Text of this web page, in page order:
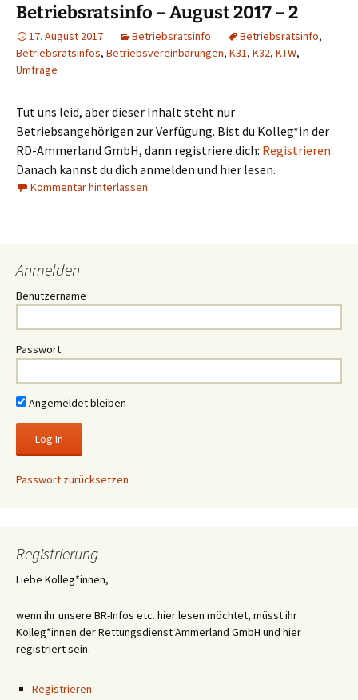
Betriebsratsinfo – August 2017 – 2
17. August 2017 Betriebsratsinfo Betriebsratsinfo,
Betriebsratsinfos, Betriebsvereinbarungen, K31, K32, KTW,
Umfrage
Tut uns leid, aber dieser Inhalt steht nur
Betriebsangehörigen zur Verfügung. Bist du Kolleg*in der
RD-Ammerland GmbH, dann registriere dich: Registrieren.
Danach kannst du dich anmelden und hier lesen.
Kommentar hinterlassen
Anmelden
Benutzername
Passwort
Angemeldet bleiben
Passwort zurücksetzen
Registrierung
Liebe Kolleg*innen,
wenn ihr unsere BR-Infos etc. hier lesen möchtet, müsst ihr
Kolleg*innen der Rettungsdienst Ammerland GmbH und hier
registriert sein.
Registrieren